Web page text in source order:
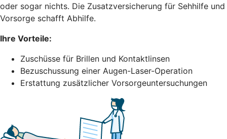
oder sogar nichts. Die Zusatzversicherung für Sehhilfe und
Vorsorge schafft Abhilfe.
Ihre Vorteile:
Zuschüsse für Brillen und Kontaktlinsen
Bezuschussung einer Augen-Laser-Operation
Erstattung zusätzlicher Vorsorgeuntersuchungen